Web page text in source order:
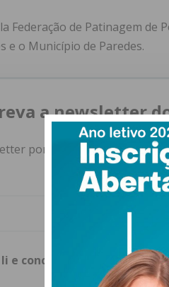
Federação de Patinagem de
e o Município de Paredes.
a newsletter
por e-mail e obtenha de
atualizada.
li e concordo com ostermos